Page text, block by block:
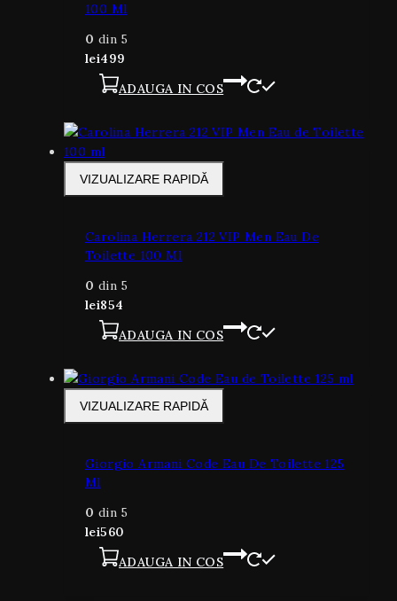
100 Ml
0 din 5
lei499
ADAUGA IN COS
VIZUALIZARE RAPIDĂ
Carolina Herrera 212 VIP Men Eau De
Toilette 100 Ml
0 din 5
lei854
ADAUGA IN COS
VIZUALIZARE RAPIDĂ
Giorgio Armani Code Eau De Toilette 125
Ml
0 din 5
lei560
ADAUGA IN COS